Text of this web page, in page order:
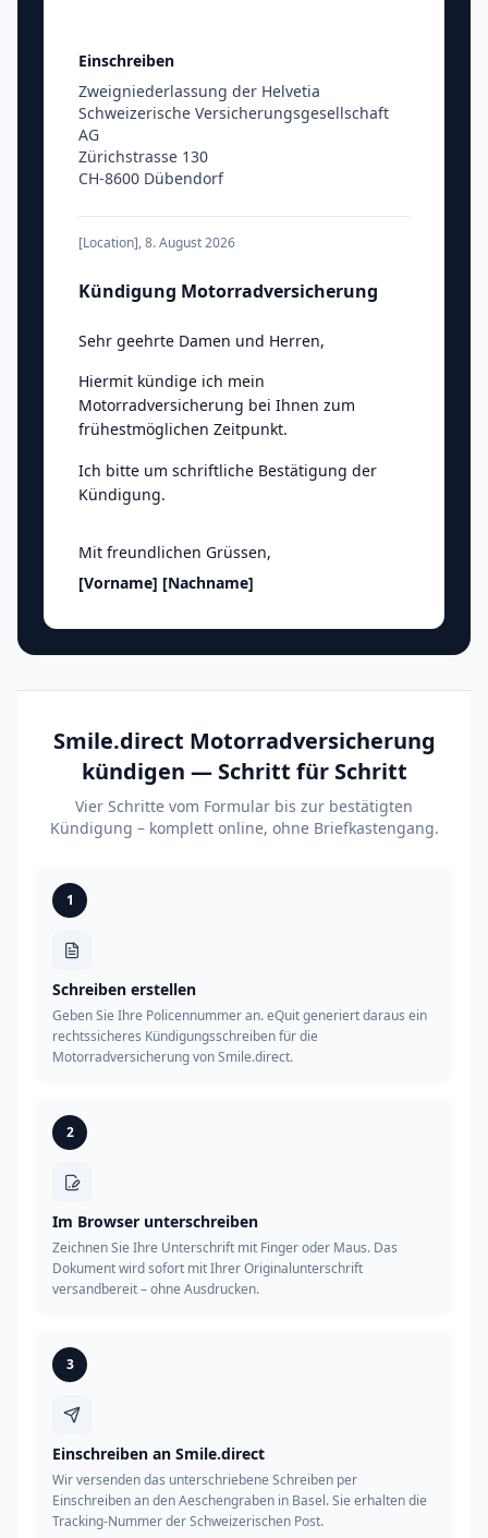
Einschreiben
Zweigniederlassung der Helvetia
Schweizerische Versicherungsgesellschaft
AG
Zürichstrasse 130
CH-8600 Dübendorf
[Location],8. August 2026
Kündigung Motorradversicherung
Sehr geehrte Damen und Herren,
Hiermit kündige ich mein
Motorradversicherung bei Ihnen zum
frühestmöglichen Zeitpunkt.
Ich bitte um schriftliche Bestätigung der
Kündigung.
Mit freundlichen Grüssen,
[Vorname] [Nachname]
Smile.direct Motorradversicherung
kündigen — Schritt für Schritt
Vier Schritte vom Formular bis zur bestätigten
Kündigung – komplett online, ohne Briefkastengang.
1
Schreiben erstellen
Geben Sie Ihre Policennummer an. eQuit generiert daraus ein
rechtssicheres Kündigungsschreiben für die
Motorradversicherung von Smile.direct.
2
Im Browser unterschreiben
Zeichnen Sie Ihre Unterschrift mit Finger oder Maus. Das
Dokument wird sofort mit Ihrer Originalunterschrift
versandbereit – ohne Ausdrucken.
3
Einschreiben an Smile.direct
Wir versenden das unterschriebene Schreiben per
Einschreiben an den Aeschengraben in Basel. Sie erhalten die
Tracking-Nummer der Schweizerischen Post.